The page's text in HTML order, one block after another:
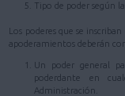
Tipo de poder según
Los poderes que se
apoderamientos deberán
Un poder general
poderdante en
Administración.